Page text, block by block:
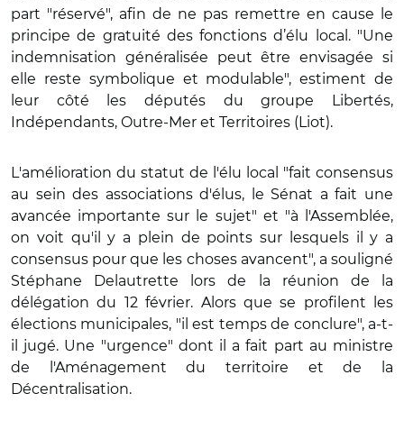
part "réservé", afin de ne pas remettre en cause le
principe de gratuité des fonctions d’élu local. "Une
indemnisation généralisée peut être envisagée si
elle reste symbolique et modulable", estiment de
leur côté les députés du groupe Libertés,
Indépendants, Outre-Mer et Territoires (Liot).
L'amélioration du statut de l'élu local "fait consensus
au sein des associations d'élus, le Sénat a fait une
avancée importante sur le sujet" et "à l'Assemblée,
on voit qu'il y a plein de points sur lesquels il y a
consensus pour que les choses avancent", a souligné
Stéphane Delautrette lors de la réunion de la
délégation du 12 février. Alors que se profilent les
élections municipales, "il est temps de conclure", a-t-
il jugé. Une "urgence" dont il a fait part au ministre
de l'Aménagement du territoire et de la
Décentralisation.